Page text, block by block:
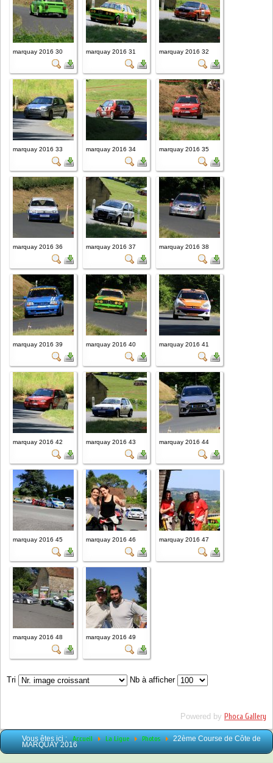
marquay 2016 30 marquay 2016 31 marquay 2016 32
marquay 2016 33 marquay 2016 34 marquay 2016 35
marquay 2016 36 marquay 2016 37 marquay 2016 38
marquay 2016 39 marquay 2016 40 marquay 2016 41
marquay 2016 42 marquay 2016 43 marquay 2016 44
marquay 2016 45 marquay 2016 46 marquay 2016 47
marquay 2016 48 marquay 2016 49
Tri Nb à afficher
Powered by Phoca Gallery
Vous êtes ici :Accueil La Ligue Photos 22ème Course de Côte de
MARQUAY 2016